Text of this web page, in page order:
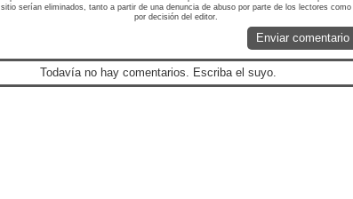
sitio serían eliminados, tanto a partir de una denuncia de abuso por parte de los lectores como
por decisión del editor.
Enviar comentario
Todavía no hay comentarios. Escriba el suyo.